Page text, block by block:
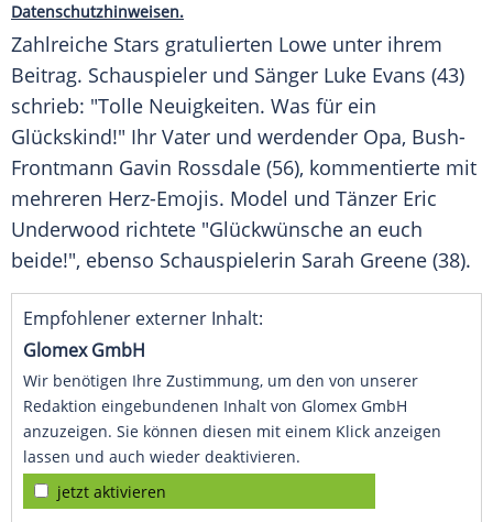
Datenschutzhinweisen.
Zahlreiche Stars gratulierten Lowe unter ihrem
Beitrag. Schauspieler und Sänger Luke Evans (43)
schrieb: "Tolle Neuigkeiten. Was für ein
Glückskind!" Ihr Vater und werdender Opa, Bush-
Frontmann Gavin Rossdale (56), kommentierte mit
mehreren Herz-Emojis. Model und Tänzer Eric
Underwood richtete "Glückwünsche an euch
beide!", ebenso Schauspielerin Sarah Greene (38).
Empfohlener externer Inhalt:
Glomex GmbH
Wir benötigen Ihre Zustimmung, um den von unserer
Redaktion eingebundenen Inhalt von Glomex GmbH
anzuzeigen. Sie können diesen mit einem Klick anzeigen
lassen und auch wieder deaktivieren.
jetzt aktivieren